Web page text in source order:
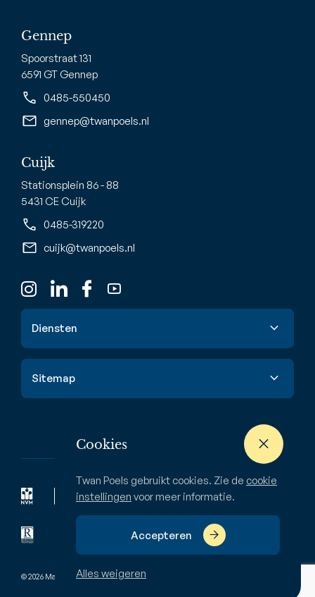
Cookies
Twan Poels gebruikt cookies. Zie de cookie
instellingen voor meer informatie.
Accepteren
Alles weigeren
Gennep
Spoorstraat 131
6591 GT Gennep
0485-550450
gennep@twanpoels.nl
Cuijk
Stationsplein 86 - 88
5431 CE Cuijk
0485-319220
cuijk@twanpoels.nl
Diensten
Waardebepaling
Verhuur & huur
Zoekopdracht
Sitemap
Nieuwbouw
Bedrijven
Over ons
© 2026 Makelaardij Twan Poels Pivacyverklaring